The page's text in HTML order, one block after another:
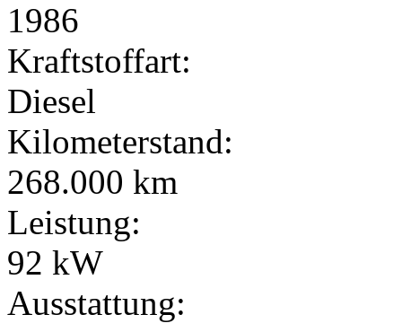
1986
Kraftstoffart:
Diesel
Kilometerstand:
268.000 km
Leistung:
92 kW
Ausstattung: